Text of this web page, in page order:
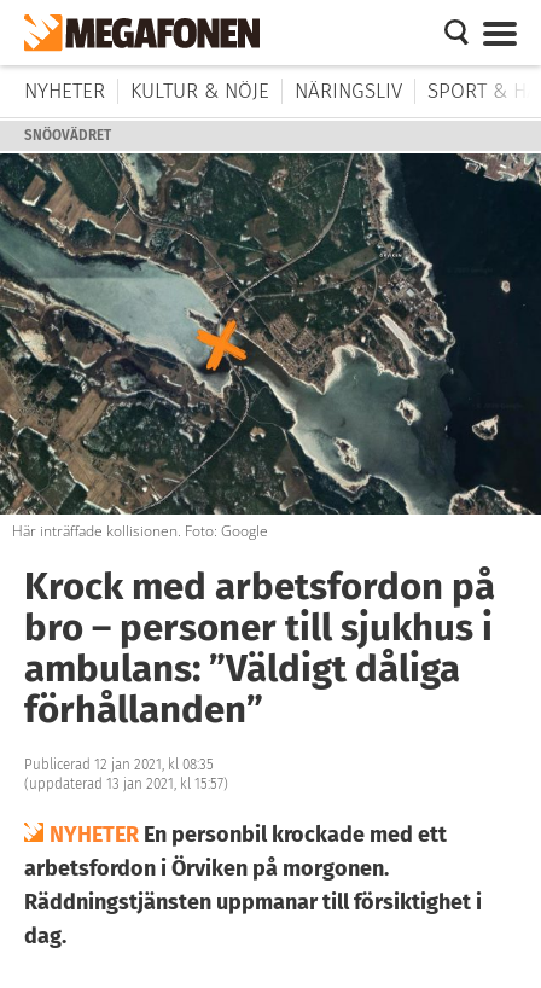
NYHETER KULTUR & NÖJE NÄRINGSLIV SPORT &
SNÖOVÄDRET
Här inträffade kollisionen. Foto: Google
Krock med arbetsfordon på
bro – personer till sjukhus i
ambulans: ”Väldigt dåliga
förhållanden”
Publicerad 12 jan 2021, kl 08:35
(uppdaterad 13 jan 2021, kl 15:57)
NYHETER En personbil krockade med ett
arbetsfordon i Örviken på morgonen.
Räddningstjänsten uppmanar till försiktighet i
dag.